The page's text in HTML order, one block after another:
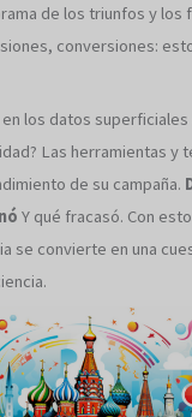
de los triunfos y los
conversiones:
los datos
Las herramientas y
de su campaña.
Y qué fracasó. Con
se convierte en una